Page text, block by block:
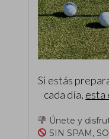
Si estás
cada día, esta
Únete y
SIN SPAM,